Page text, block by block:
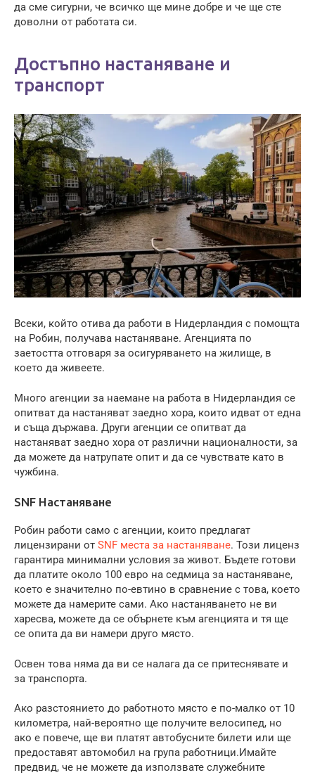
да сме сигурни, че всичко ще мине добре и че ще сте
доволни от работата си.
Достъпно настаняване и
транспорт
Всеки, който отива да работи в Нидерландия с помощта
на Робин, получава настаняване. Агенцията по
заетостта отговаря за осигуряването на жилище, в
което да живеете.
Много агенции за наемане на работа в Нидерландия се
опитват да настаняват заедно хора, които идват от една
и съща държава. Други агенции се опитват да
настаняват заедно хора от различни националности, за
да можете да натрупате опит и да се чувствате като в
чужбина.
SNF Настаняване
Робин работи само с агенции, които предлагат
лицензирани от SNF места за настаняване. Този лиценз
гарантира минимални условия за живот. Бъдете готови
да платите около 100 евро на седмица за настаняване,
което е значително по-евтино в сравнение с това, което
можете да намерите сами. Ако настаняването не ви
харесва, можете да се обърнете към агенцията и тя ще
се опита да ви намери друго място.
Освен това няма да ви се налага да се притеснявате и
за транспорта.
Ако разстоянието до работното място е по-малко от 10
километра, най-вероятно ще получите велосипед, но
ако е повече, ще ви платят автобусните билети или ще
предоставят автомобил на група работници.Имайте
предвид, че не можете да използвате служебните